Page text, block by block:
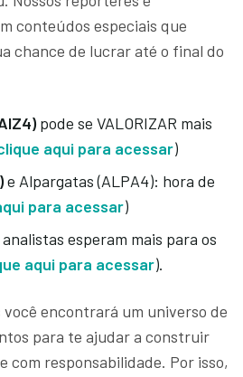
conteúdos especiais que
chance de lucrar até o final do
pode se VALORIZAR mais
aqui para acessar)
e Alpargatas (ALPA4): hora de
para acessar)
esperam mais para os
aqui para acessar).
você encontrará um universo de
para te ajudar a construir
com responsabilidade. Por isso,